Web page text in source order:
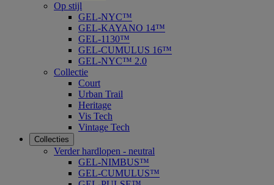
Op stijl
GEL-NYC™
GEL-KAYANO 14™
GEL-1130™
GEL-CUMULUS 16™
GEL-NYC™ 2.0
Collectie
Court
Urban Trail
Heritage
Vis Tech
Vintage Tech
Collecties
Verder hardlopen - neutral
GEL-NIMBUS™
GEL-CUMULUS™